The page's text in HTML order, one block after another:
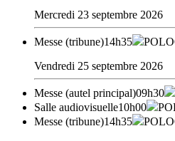
Mercredi 23 septembre 2026
Messe (tribune)14h35
Vendredi 25 septembre 2026
Messe (autel principal)09h30
Salle audiovisuelle10h00
Messe (tribune)14h35